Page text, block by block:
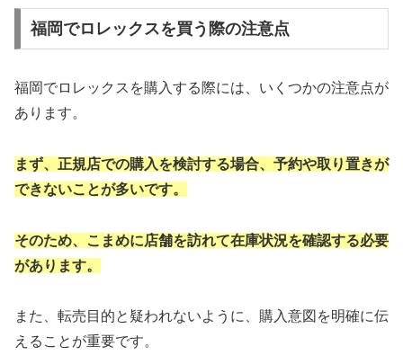
福岡でロレックスを買う際の注意点
福岡でロレックスを購入する際には、いくつかの注意点が
あります。
まず、正規店での購入を検討する場合、予約や取り置きが
できないことが多いです。
そのため、こまめに店舗を訪れて在庫状況を確認する必要
があります。
また、転売目的と疑われないように、購入意図を明確に伝
えることが重要です。